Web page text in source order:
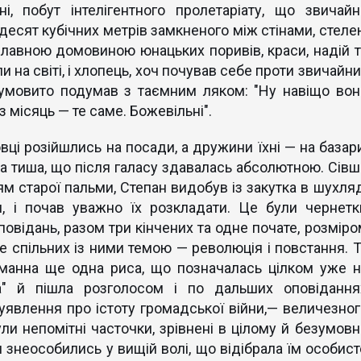
побут інтелігентного пролетаріату, що
кубічних метрів замкненого між стінами,
домовиною юнацьких поривів, краси, надій
світі, і хлопець, хоч почував себе проти
подумав з таємним ляком: "Ну навіщо
місяць — те саме. Божевільні".
розійшлись на посади, а дружини їхні — на
тиша, що після галасу здавалась абсолютною.
старої пальми, Степан видобув із закутка в
і почав уважно їх розкладати. Це були
разом три кінчених та одне почате,
спільних із ними темою — революція і повстання.
ще одна риса, що позначалась цілком уже
й пішла розголосом і по дальших
про істоту громадської війни,—
непомітні часточки, зрівнені в цілому й
у вищій волі, що відібрала їм